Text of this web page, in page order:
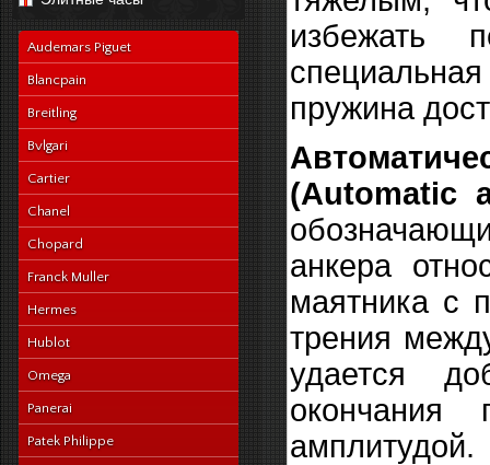
Audemars Piguet
Blancpain
Breitling
Bvlgari
Cartier
Chanel
Chopard
Franck Muller
Hermes
Hublot
Omega
Panerai
Patek Philippe
избежать
пружина
(Automatic
анкера
маятника с
трения
удается
окончания
амплитудой.